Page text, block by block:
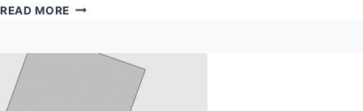
READ MORE